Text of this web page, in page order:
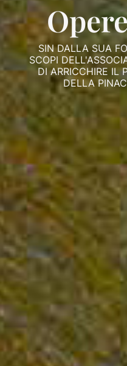
SIN DALLA SUA
SCOPI
DI ARRICCHIRE IL
DELLA